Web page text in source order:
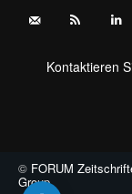
Kontaktieren
© FORUM
Group